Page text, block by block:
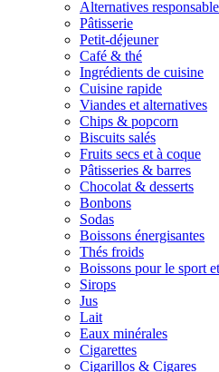
Alternatives
Pâtisserie
Petit-déjeuner
Café & thé
Ingrédients de cuisine
Cuisine rapide
Viandes et alternatives
Chips & popcorn
Biscuits salés
Fruits secs et à coque
Pâtisseries & barres
Chocolat & desserts
Bonbons
Sodas
Boissons énergisantes
Thés froids
Boissons pour le sport
Sirops
Jus
Lait
Eaux minérales
Cigarettes
Cigarillos & Cigares